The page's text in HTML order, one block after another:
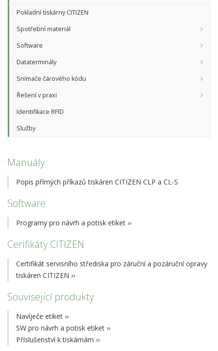
Pokladní tiskárny CITIZEN
Spotřební materiál
Software
Dataterminály
Snímače čárového kódu
Řešení v praxi
Identifikace RFID
Služby
Manuály
Popis přímých příkazů tiskáren CITIZEN CLP a CL-S
Software
Programy pro návrh a potisk etiket ››
Cerifikáty CITIZEN
Certifikát servisního střediska pro záruční a pozáruční opravy
tiskáren CITIZEN ››
Související produkty
Navíječe etiket ››
SW pro návrh a potisk etiket ››
Příslušenství k tiskárnám ››